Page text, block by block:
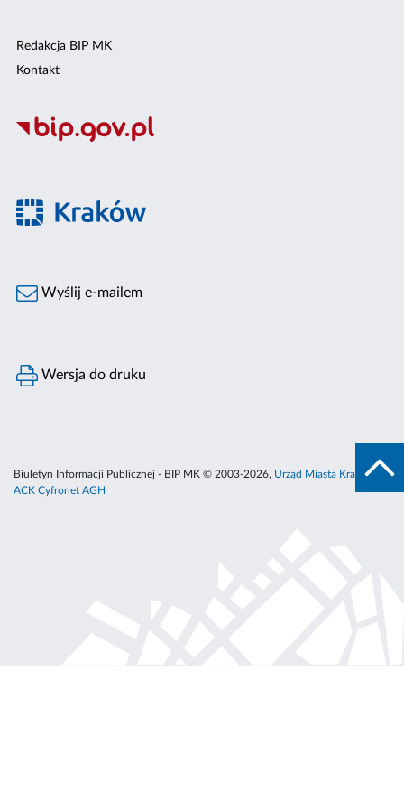
Redakcja BIP MK
Kontakt
Wyślij e-mailem
Wersja do druku
Biuletyn Informacji Publicznej - BIP MK © 2003-2026, Urząd Miasta Krakowa
ACK Cyfronet AGH